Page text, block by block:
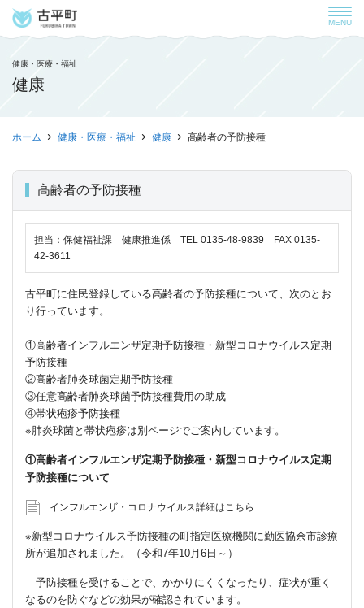
MENU
健康・医療・福祉
健康
ホーム 健康・医療・福祉 健康 高齢者の予防接種
高齢者の予防接種
担当：保健福祉課 健康推進係 TEL 0135-48-9839 FAX 0135-
42-3611
古平町に住民登録している高齢者の予防接種について、次のとお
り行っています。
①高齢者インフルエンザ定期予防接種・新型コロナウイルス定期
予防接種
②高齢者肺炎球菌定期予防接種
③任意高齢者肺炎球菌予防接種費用の助成
④帯状疱疹予防接種
※肺炎球菌と帯状疱疹は別ページでご案内しています。
①高齢者インフルエンザ定期予防接種・新型コロナウイルス定期
予防接種について
インフルエンザ・コロナウイルス詳細はこちら
※新型コロナウイルス予防接種の町指定医療機関に勤医協余市診療
所が追加されました。（令和7年10月6日～）
予防接種を受けることで、かかりにくくなったり、症状が重く
なるのを防ぐなどの効果が確認されています。